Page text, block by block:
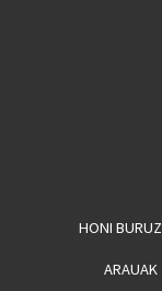
HONI BURUZ
ARAUAK